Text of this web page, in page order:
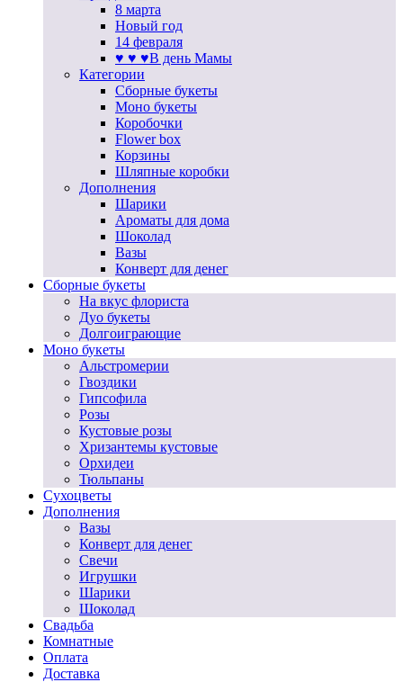
8 марта
Новый год
14 февраля
♥ ♥ ♥В день Мамы
Категории
Сборные букеты
Моно букеты
Коробочки
Flower box
Корзины
Шляпные коробки
Дополнения
Шарики
Ароматы для дома
Шоколад
Вазы
Конверт для денег
Сборные букеты
На вкус флориста
Дуо букеты
Долгоиграющие
Моно букеты
Альстромерии
Гвоздики
Гипсофила
Розы
Кустовые розы
Хризантемы кустовые
Орхидеи
Тюльпаны
Сухоцветы
Дополнения
Вазы
Конверт для денег
Свечи
Игрушки
Шарики
Шоколад
Свадьба
Комнатные
Оплата
Доставка